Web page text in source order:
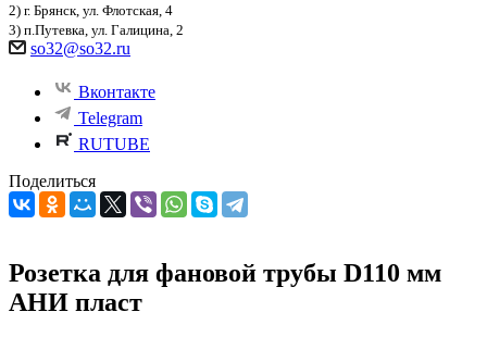
2) г. Брянск, ул. Флотская, 4
3) п.Путевка, ул. Галицина, 2
so32@so32.ru
Вконтакте
Telegram
RUTUBE
Поделиться
Розетка для фановой трубы D110 мм
АНИ пласт